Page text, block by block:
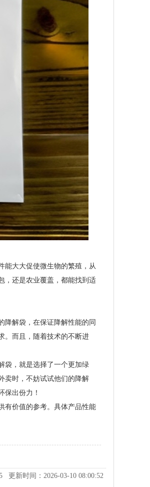
能大大促使微生物的繁殖，从
，还是农业覆盖，都能找到适
降解袋，在保证降解性能的同
。而且，随着技术的不断进
袋，就是选择了一个更加绿
卖时，不妨试试他们的降解
保出份力！
有价值的参考。具体产品性能
更新时间：2026-03-10 08:00:52